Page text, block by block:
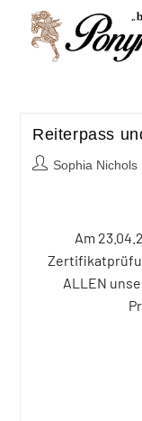
Reiterpass
Sophia Nichols
Am
ALLEN